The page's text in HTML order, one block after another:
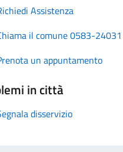
Assistenza
il comune 0583-24031
un appuntamento
in città
disservizio